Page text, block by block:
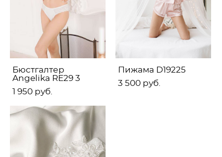
Бюстгалтер
Angelika RE29 3
1 950 pуб.
Пижама D19225
3 500 pуб.